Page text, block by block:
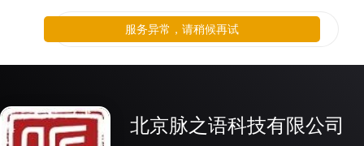
北京脉之语科技有限公司
服务异常，请稍候再试